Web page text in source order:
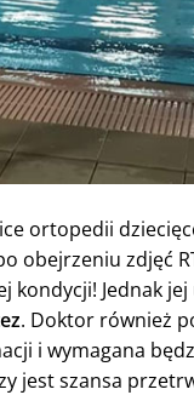
ortopedii
obejrzeniu zdjęć
kondycji! Jednak
. Doktor również
i wymagana
jest szansa